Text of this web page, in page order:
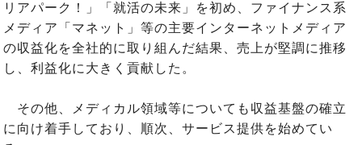
リアパーク！」「就活の未来」を初め、ファイナンス系
メディア「マネット」等の主要インターネットメディア
の収益化を全社的に取り組んだ結果、売上が堅調に推移
し、利益化に大きく貢献した。
その他、メディカル領域等についても収益基盤の確立
に向け着手しており、順次、サービス提供を始めてい